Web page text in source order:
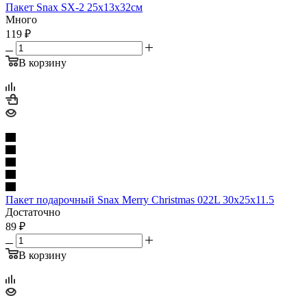
Пакет Snax SX-2 25х13х32см
Много
119 ₽
В корзину
Пакет подарочный Snax Merry Christmas 022L 30x25x11.5
Достаточно
89 ₽
В корзину